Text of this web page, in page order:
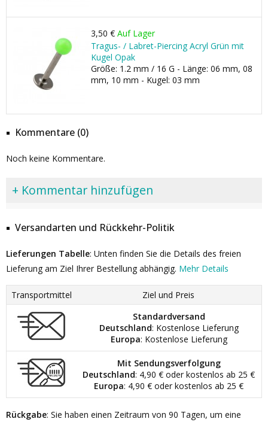
3,50 € Auf Lager
Tragus- / Labret-Piercing Acryl Grün mit
Kugel Opak
Größe: 1.2 mm / 16 G - Länge: 06 mm, 08
mm, 10 mm - Kugel: 03 mm
Kommentare (0)
Noch keine Kommentare.
+ Kommentar hinzufügen
Versandarten und Rückkehr-Politik
Lieferungen Tabelle: Unten finden Sie die Details des freien
Lieferung am Ziel Ihrer Bestellung abhängig. Mehr Details
Transportmittel
Ziel und Preis
Standardversand
Deutschland: Kostenlose Lieferung
Europa: Kostenlose Lieferung
Mit Sendungsverfolgung
Deutschland: 4,90 € oder kostenlos ab 25 €
Europa: 4,90 € oder kostenlos ab 25 €
Rückgabe: Sie haben einen Zeitraum von 90 Tagen, um eine